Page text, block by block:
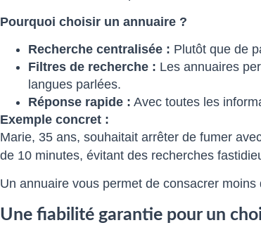
Pourquoi choisir un annuaire ?
Recherche centralisée : Plutôt que de
Filtres de recherche : Les annuaires
langues parlées.
Réponse rapide : Avec toutes les
Exemple concret :
Marie, 35 ans, souhaitait arrêter de fumer
de 10 minutes, évitant des recherches
Un annuaire vous permet de consacrer
Une fiabilité garantie pour un